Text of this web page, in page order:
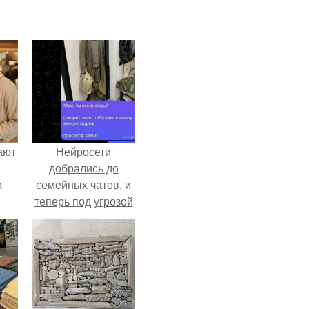
Нейросети
добрались до
семейных чатов, и
теперь под угрозой
мамины нервы.